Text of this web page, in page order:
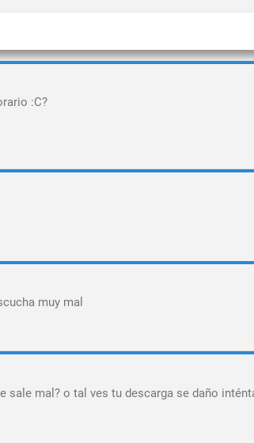
:C?
muy mal
sale mal? o tal ves tu descarga se daño